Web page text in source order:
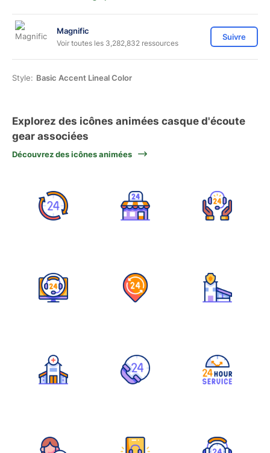
Magnific
Voir toutes les 3,282,832 ressources
Suivre
Style: Basic Accent Lineal Color
Explorez des icônes animées casque d'écoute
gear associées
Découvrez des icônes animées